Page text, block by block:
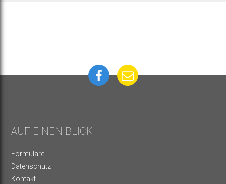
AUF EINEN BLICK
Formulare
Datenschutz
Kontakt